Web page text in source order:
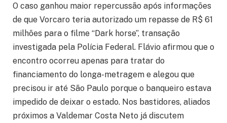
O caso ganhou maior repercussão após informações
de que Vorcaro teria autorizado um repasse de R$ 61
milhões para o filme “Dark horse”, transação
investigada pela Polícia Federal. Flávio afirmou que o
encontro ocorreu apenas para tratar do
financiamento do longa-metragem e alegou que
precisou ir até São Paulo porque o banqueiro estava
impedido de deixar o estado. Nos bastidores, aliados
próximos a Valdemar Costa Neto já discutem